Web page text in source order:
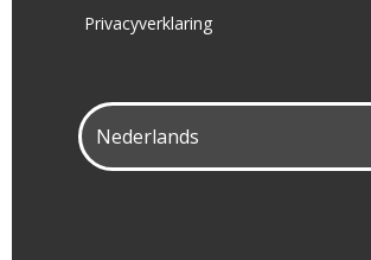
Privacyverklaring